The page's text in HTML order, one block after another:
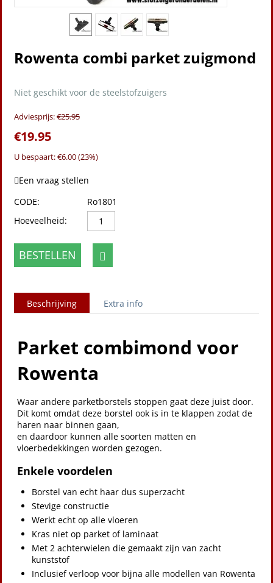
Rowenta combi parket zuigmond
Niet geschikt voor de steelstofzuigers
Adviesprijs:€25.95
€19.95
U bespaart: €6.00(23%)
Een vraag stellen
CODE:
Ro1801
Hoeveelheid:
BESTELLEN
Beschrijving Extra info
Parket combimond voor
Rowenta
Waar andere parketborstels stoppen gaat deze juist door.
Dit komt omdat deze borstel ook is in te klappen zodat de
haren naar binnen gaan,
en daardoor kunnen alle soorten matten en
vloerbedekkingen worden gezogen.
Enkele voordelen
Borstel van echt haar dus superzacht
Stevige constructie
Werkt echt op alle vloeren
Kras niet op parket of laminaat
Met 2 achterwielen die gemaakt zijn van zacht
kunststof
Inclusief verloop voor bijna alle modellen van Rowenta